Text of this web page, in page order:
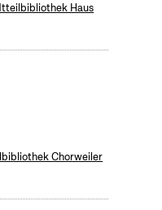
Haus
Chorweiler